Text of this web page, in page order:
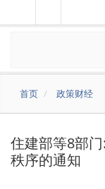
首页 政策财经
住建部等8部
秩序的通知